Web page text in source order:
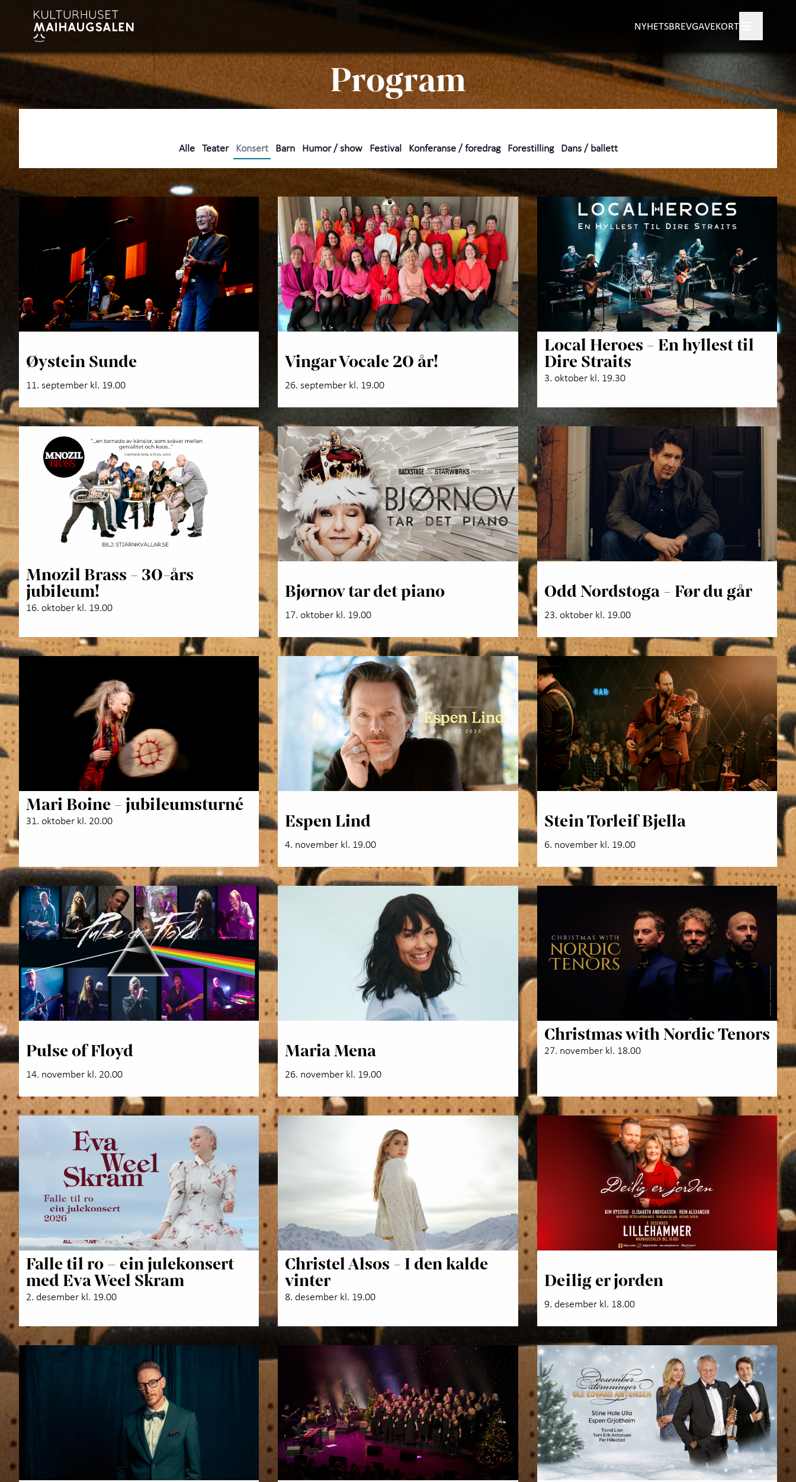
Hopp til hovedinnhold
NYHETSBREVGAVEKORT
Program
Praktisk informasjon +
Program
Alle Teater Konsert Barn Humor / show Festival Konferanse / foredrag Forestilling Dans / ballett
Øystein Sunde
11. september kl. 19.00
Vingar Vocale 20 år!
26. september kl. 19.00
Local Heroes - En hyllest til
Dire Straits
3. oktober kl. 19.30
Mnozil Brass - 30-års
jubileum!
16. oktober kl. 19.00
Bjørnov tar det piano
17. oktober kl. 19.00
Odd Nordstoga - Før du går
23. oktober kl. 19.00
Mari Boine - jubileumsturné
31. oktober kl. 20.00 Espen Lind
4. november kl. 19.00
Stein Torleif Bjella
6. november kl. 19.00
Pulse of Floyd
14. november kl. 20.00
Maria Mena
26. november kl. 19.00
Christmas with Nordic Tenors
27. november kl. 18.00
Falle til ro – ein julekonsert
med Eva Weel Skram
2. desember kl. 19.00
Christel Alsos - I den kalde
vinter
8. desember kl. 19.00
Deilig er jorden
9. desember kl. 18.00